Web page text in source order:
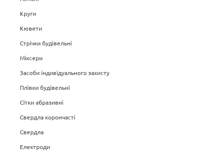
Круги
Кювети
Стрічки будівельні
Міксери
Засоби індивідуального захисту
Плівки будівельні
Сітки абразивні
Свердла корончасті
Свердла
Електроди